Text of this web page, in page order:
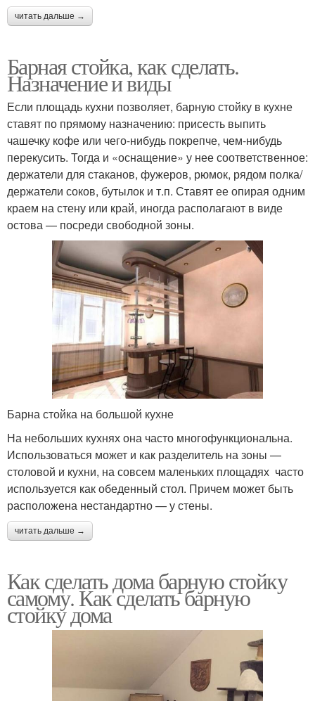
читать дальше →
Барная стойка, как сделать.
Назначение и виды
Если площадь кухни позволяет, барную стойку в кухне
ставят по прямому назначению: присесть выпить
чашечку кофе или чего-нибудь покрепче, чем-нибудь
перекусить. Тогда и «оснащение» у нее соответственное:
держатели для стаканов, фужеров, рюмок, рядом полка/
держатели соков, бутылок и т.п. Ставят ее опирая одним
краем на стену или край, иногда располагают в виде
остова — посреди свободной зоны.
Барна стойка на большой кухне
На небольших кухнях она часто многофункциональна.
Использоваться может и как разделитель на зоны —
столовой и кухни, на совсем маленьких площадях часто
используется как обеденный стол. Причем может быть
расположена нестандартно — у стены.
читать дальше →
Как сделать дома барную стойку
самому. Как сделать барную
стойку дома